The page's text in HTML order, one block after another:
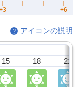
アイコンの説明
15 18 21